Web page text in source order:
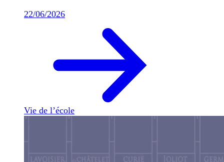
22/06/2026
Vie de l’école